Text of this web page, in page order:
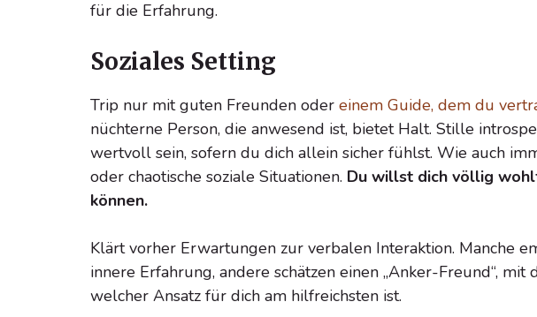
für die Erfahrung.
Soziales Setting
Trip nur mit guten Freunden oder einem Guide, dem du
nüchterne Person, die anwesend ist, bietet Halt. Stille
wertvoll sein, sofern du dich allein sicher fühlst. Wie auch
oder chaotische soziale Situationen. Du willst dich völlig
können.
Klärt vorher Erwartungen zur verbalen Interaktion. Manche
innere Erfahrung, andere schätzen einen „Anker-Freund“, mit
welcher Ansatz für dich am hilfreichsten ist.